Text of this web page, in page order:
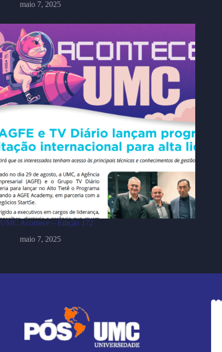
maio 7, 2025
UMC Acontece – Edição 172
maio 7, 2025